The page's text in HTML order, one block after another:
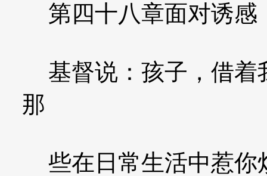
第四十八章面对诱感
基督说：孩子，借着
那
些在日常生活中惹你